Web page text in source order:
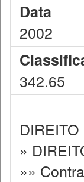
Data
2002
342.65
»
»»